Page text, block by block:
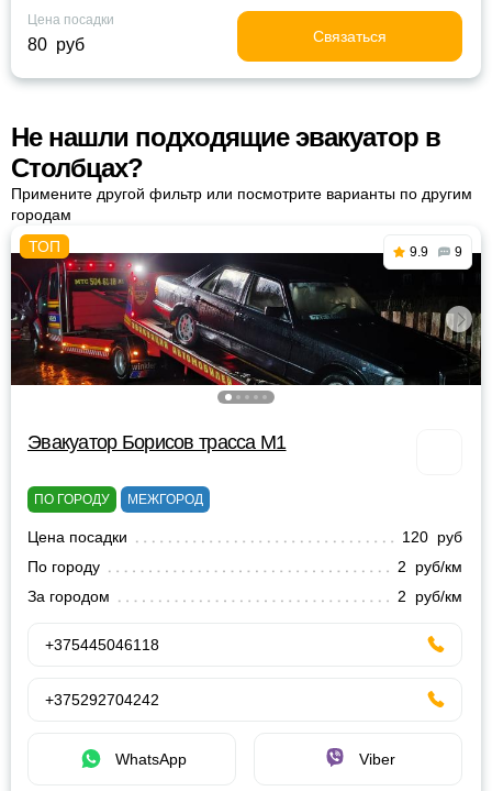
Цена посадки
80 руб Связаться
Не нашли подходящие эвакуатор в
Столбцах?
Примените другой фильтр или посмотрите варианты по другим
городам
9.9 9
Эвакуатор Борисов трасса М1
ПО ГОРОДУ МЕЖГОРОД
Цена посадки
120 руб
По городу
2 руб/км
За городом
2 руб/км
+375445046118
+375292704242
WhatsApp Viber